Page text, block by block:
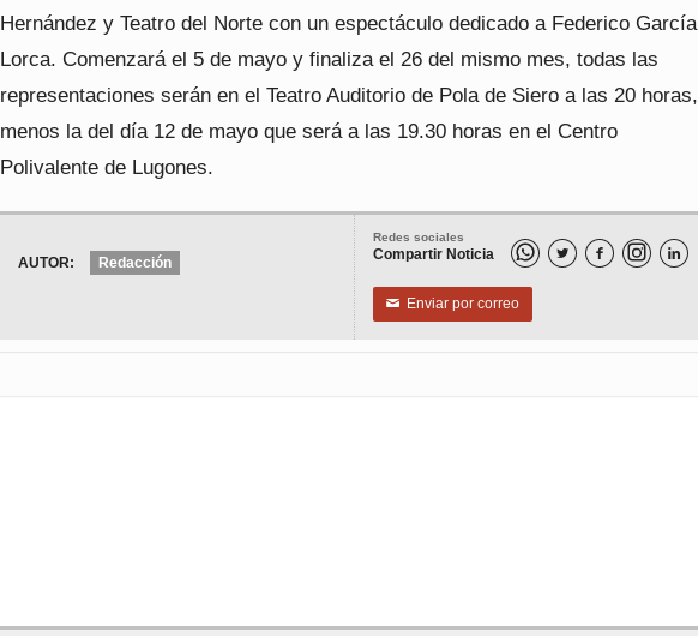
Hernández y Teatro del Norte con un espectáculo dedicado a Federico García
Lorca. Comenzará el 5 de mayo y finaliza el 26 del mismo mes, todas las
representaciones serán en el Teatro Auditorio de Pola de Siero a las 20 horas,
menos la del día 12 de mayo que será a las 19.30 horas en el Centro
Polivalente de Lugones.
Redes sociales
Compartir Noticia   
✉ Enviar por correo
AUTOR: Redacción